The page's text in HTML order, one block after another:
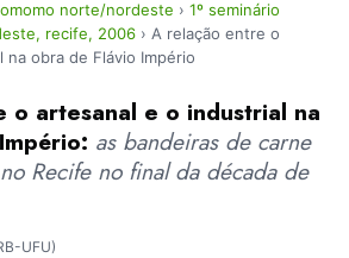
norte/nordeste › 1º seminário
recife, 2006 › A relação entre o
obra de Flávio Império
o artesanal e o industrial na
as bandeiras de carne
Recife no final da década de
UFU)